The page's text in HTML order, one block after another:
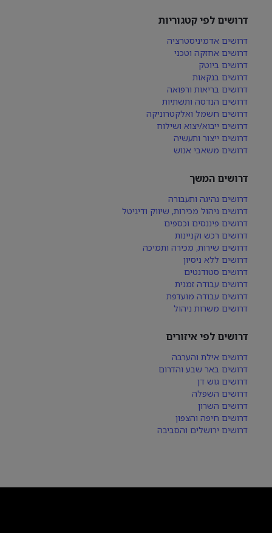
דרושים לפי קטגוריות
דרושים אדמיניסטרציה
דרושים אחזקה וטכני
דרושים ביוטק
דרושים בנקאות
דרושים בריאות ורפואה
דרושים הנדסה ותשתיות
דרושים חשמל ואלקטרוניקה
דרושים ייבוא/יצוא ושילוח
דרושים ייצור ותעשיה
דרושים משאבי אנוש
דרושים המשך
דרושים נהיגה ותעבורה
דרושים ניהול מכירות, שיווק ודיגיטל
דרושים פיננסים וכספים
דרושים רכש וקניינות
דרושים שירות, מכירה ותמיכה
דרושים ללא ניסיון
דרושים סטודנטים
דרושים עבודה זמנית
דרושים עבודה מועדפת
דרושים משרות ניהול
דרושים לפי איזורים
דרושים אילת והערבה
דרושים באר שבע והדרום
דרושים גוש דן
דרושים השפלה
דרושים השרון
דרושים חיפה והצפון
דרושים ירושלים והסביבה